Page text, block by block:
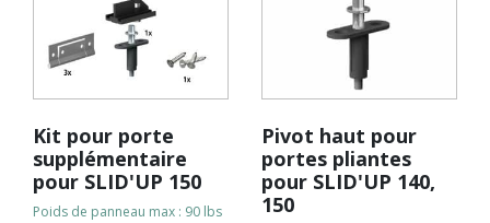
Kit pour porte
supplémentaire
pour SLID'UP 150
Poids de panneau max : 90 lbs
Pivot haut pour
portes pliantes
pour SLID'UP 140,
150